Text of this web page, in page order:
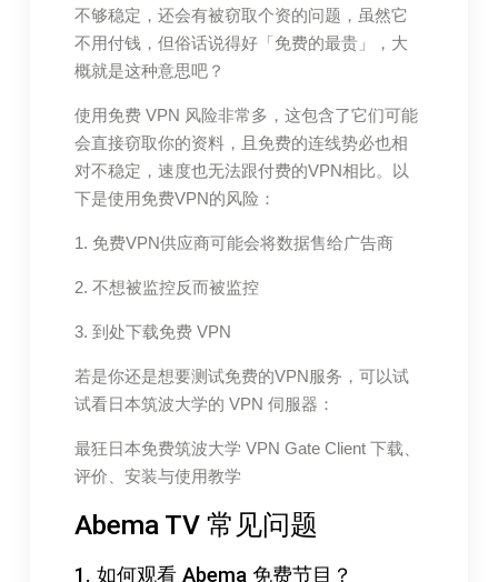
不够稳定，还会有被窃取个资的问题，虽然它
不用付钱，但俗话说得好「免费的最贵」，大
概就是这种意思吧？
使用免费 VPN 风险非常多，这包含了它们可能
会直接窃取你的资料，且免费的连线势必也相
对不稳定，速度也无法跟付费的VPN相比。以
下是使用免费VPN的风险：
1. 免费VPN供应商可能会将数据售给广告商
2. 不想被监控反而被监控
3. 到处下载免费 VPN
若是你还是想要测试免费的VPN服务，可以试
试看日本筑波大学的 VPN 伺服器：
最狂日本免费筑波大学 VPN Gate Client 下载、
评价、安装与使用教学
Abema TV 常见问题
1. 如何观看 Abema 免费节目？